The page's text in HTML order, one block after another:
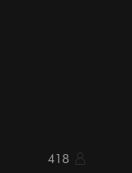
418